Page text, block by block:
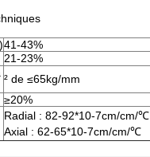
41-43%
21-23%
² de ≤65kg/mm
≥20%
Radial : 82-92*10-7cm/cm/℃
Axial : 62-65*10-7cm/cm/℃